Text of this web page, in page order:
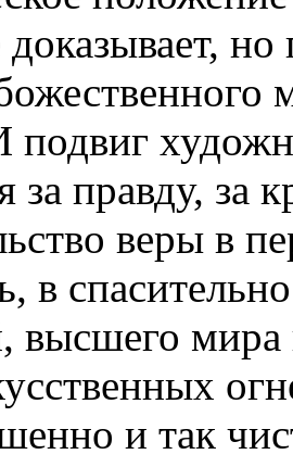
подвиг
за правду, за
веры в
в
высшего
и так